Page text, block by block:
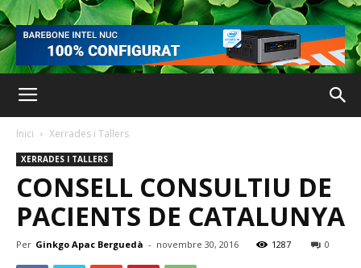
Inici Xerrades i Tallers
XERRADES I TALLERS
CONSELL CONSULTIU DE
PACIENTS DE CATALUNYA
Per Ginkgo Apac Berguedà - novembre 30, 2016 1287 0